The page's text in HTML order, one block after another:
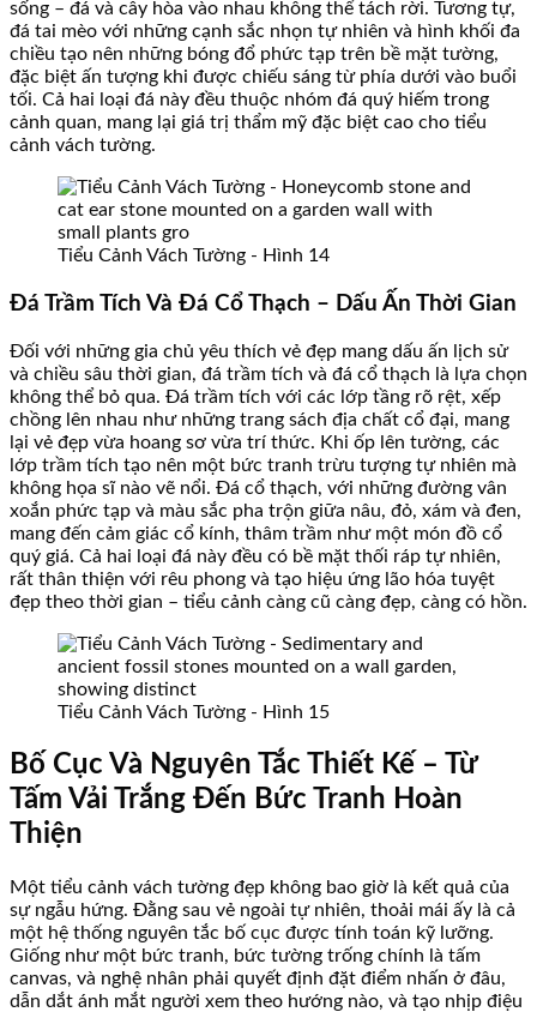
sống – đá và cây hòa vào nhau không thể tách rời. Tương tự,
đá tai mèo với những cạnh sắc nhọn tự nhiên và hình khối đa
chiều tạo nên những bóng đổ phức tạp trên bề mặt tường,
đặc biệt ấn tượng khi được chiếu sáng từ phía dưới vào buổi
tối. Cả hai loại đá này đều thuộc nhóm đá quý hiếm trong
cảnh quan, mang lại giá trị thẩm mỹ đặc biệt cao cho tiểu
cảnh vách tường.
Tiểu Cảnh Vách Tường - Hình 14
Đá Trầm Tích Và Đá Cổ Thạch – Dấu Ấn Thời Gian
Đối với những gia chủ yêu thích vẻ đẹp mang dấu ấn lịch sử
và chiều sâu thời gian, đá trầm tích và đá cổ thạch là lựa chọn
không thể bỏ qua. Đá trầm tích với các lớp tầng rõ rệt, xếp
chồng lên nhau như những trang sách địa chất cổ đại, mang
lại vẻ đẹp vừa hoang sơ vừa trí thức. Khi ốp lên tường, các
lớp trầm tích tạo nên một bức tranh trừu tượng tự nhiên mà
không họa sĩ nào vẽ nổi. Đá cổ thạch, với những đường vân
xoắn phức tạp và màu sắc pha trộn giữa nâu, đỏ, xám và đen,
mang đến cảm giác cổ kính, thâm trầm như một món đồ cổ
quý giá. Cả hai loại đá này đều có bề mặt thối ráp tự nhiên,
rất thân thiện với rêu phong và tạo hiệu ứng lão hóa tuyệt
đẹp theo thời gian – tiểu cảnh càng cũ càng đẹp, càng có hồn.
Tiểu Cảnh Vách Tường - Hình 15
Bố Cục Và Nguyên Tắc Thiết Kế – Từ
Tấm Vải Trắng Đến Bức Tranh Hoàn
Thiện
Một tiểu cảnh vách tường đẹp không bao giờ là kết quả của
sự ngẫu hứng. Đằng sau vẻ ngoài tự nhiên, thoải mái ấy là cả
một hệ thống nguyên tắc bố cục được tính toán kỹ lưỡng.
Giống như một bức tranh, bức tường trống chính là tấm
canvas, và nghệ nhân phải quyết định đặt điểm nhấn ở đâu,
dẫn dắt ánh mắt người xem theo hướng nào, và tạo nhịp điệu